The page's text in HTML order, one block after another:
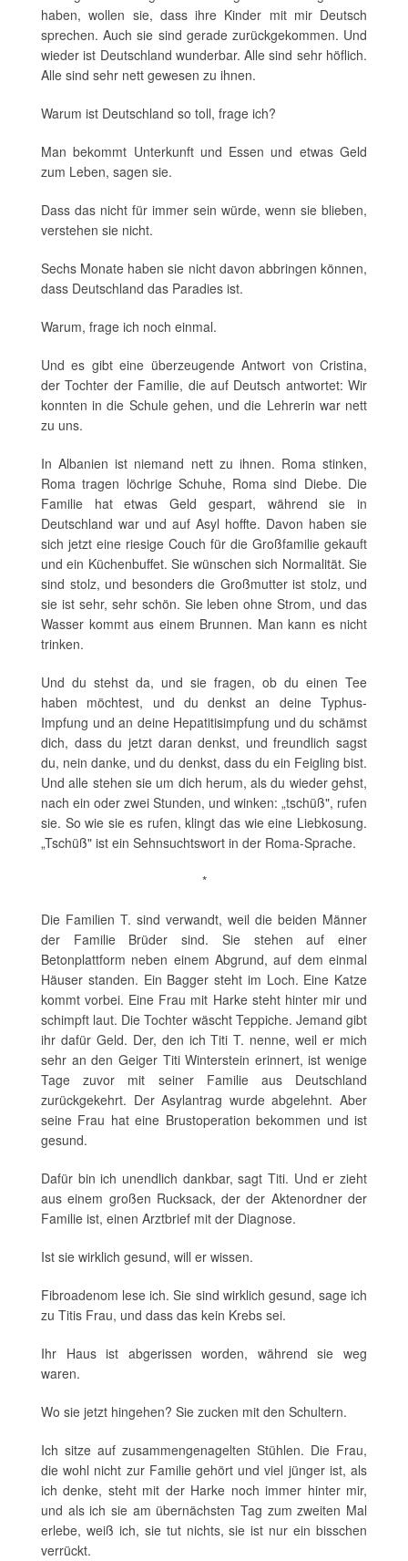
haben, wollen sie, dass ihre Kinder mit mir Deutsch
sprechen. Auch sie sind gerade zurückgekommen. Und
wieder ist Deutschland wunderbar. Alle sind sehr höflich.
Alle sind sehr nett gewesen zu ihnen.
Warum ist Deutschland so toll, frage ich?
Man bekommt Unterkunft und Essen und etwas Geld
zum Leben, sagen sie.
Dass das nicht für immer sein würde, wenn sie blieben,
verstehen sie nicht.
Sechs Monate haben sie nicht davon abbringen können,
dass Deutschland das Paradies ist.
Warum, frage ich noch einmal.
Und es gibt eine überzeugende Antwort von Cristina,
der Tochter der Familie, die auf Deutsch antwortet: Wir
konnten in die Schule gehen, und die Lehrerin war nett
zu uns.
In Albanien ist niemand nett zu ihnen. Roma stinken,
Roma tragen löchrige Schuhe, Roma sind Diebe. Die
Familie hat etwas Geld gespart, während sie in
Deutschland war und auf Asyl hoffte. Davon haben sie
sich jetzt eine riesige Couch für die Großfamilie gekauft
und ein Küchenbuffet. Sie wünschen sich Normalität. Sie
sind stolz, und besonders die Großmutter ist stolz, und
sie ist sehr, sehr schön. Sie leben ohne Strom, und das
Wasser kommt aus einem Brunnen. Man kann es nicht
trinken.
Und du stehst da, und sie fragen, ob du einen Tee
haben möchtest, und du denkst an deine Typhus-
Impfung und an deine Hepatitisimpfung und du schämst
dich, dass du jetzt daran denkst, und freundlich sagst
du, nein danke, und du denkst, dass du ein Feigling bist.
Und alle stehen sie um dich herum, als du wieder gehst,
nach ein oder zwei Stunden, und winken: „tschüß", rufen
sie. So wie sie es rufen, klingt das wie eine Liebkosung.
„Tschüß" ist ein Sehnsuchtswort in der Roma-Sprache.
*
Die Familien T. sind verwandt, weil die beiden Männer
der Familie Brüder sind. Sie stehen auf einer
Betonplattform neben einem Abgrund, auf dem einmal
Häuser standen. Ein Bagger steht im Loch. Eine Katze
kommt vorbei. Eine Frau mit Harke steht hinter mir und
schimpft laut. Die Tochter wäscht Teppiche. Jemand gibt
ihr dafür Geld. Der, den ich Titi T. nenne, weil er mich
sehr an den Geiger Titi Winterstein erinnert, ist wenige
Tage zuvor mit seiner Familie aus Deutschland
zurückgekehrt. Der Asylantrag wurde abgelehnt. Aber
seine Frau hat eine Brustoperation bekommen und ist
gesund.
Dafür bin ich unendlich dankbar, sagt Titi. Und er zieht
aus einem großen Rucksack, der der Aktenordner der
Familie ist, einen Arztbrief mit der Diagnose.
Ist sie wirklich gesund, will er wissen.
Fibroadenom lese ich. Sie sind wirklich gesund, sage ich
zu Titis Frau, und dass das kein Krebs sei.
Ihr Haus ist abgerissen worden, während sie weg
waren.
Wo sie jetzt hingehen? Sie zucken mit den Schultern.
Ich sitze auf zusammengenagelten Stühlen. Die Frau,
die wohl nicht zur Familie gehört und viel jünger ist, als
ich denke, steht mit der Harke noch immer hinter mir,
und als ich sie am übernächsten Tag zum zweiten Mal
erlebe, weiß ich, sie tut nichts, sie ist nur ein bisschen
verrückt.